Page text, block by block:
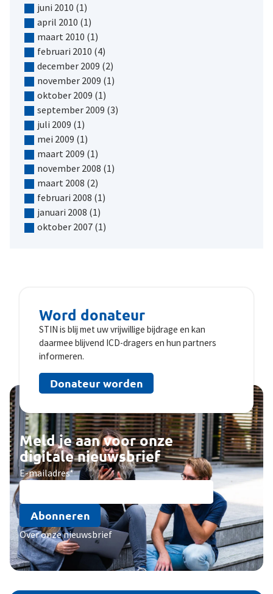
juni 2010 (1)
april 2010 (1)
maart 2010 (1)
februari 2010 (4)
december 2009 (2)
november 2009 (1)
oktober 2009 (1)
september 2009 (3)
juli 2009 (1)
mei 2009 (1)
maart 2009 (1)
november 2008 (1)
maart 2008 (2)
februari 2008 (1)
januari 2008 (1)
oktober 2007(1)
Meld je aan voor onze
digitale nieuwsbrief
E-mailadres*
Abonneren
Over onze nieuwsbrief
Word donateur
STIN is blij met uw vrijwillige bijdrage en kan
daarmee blijvend ICD-dragers en hun partners
informeren.
Donateur worden